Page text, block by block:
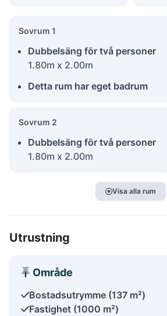
Sovrum 1
Dubbelsäng för två personer
1.80m x 2.00m
Detta rum har eget badrum
Sovrum 2
Dubbelsäng för två personer
1.80m x 2.00m
Visa alla rum
Utrustning
Område
Bostadsutrymme (137 m²)
Fastighet (1000 m²)